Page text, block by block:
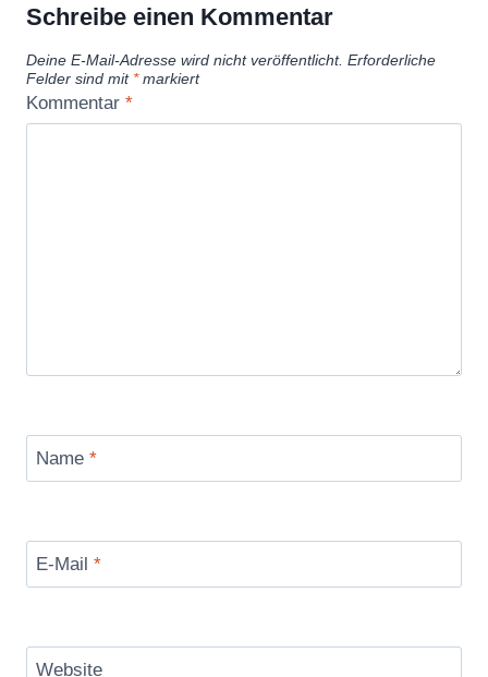
Schreibe einen Kommentar
Deine E-Mail-Adresse wird nicht veröffentlicht. Erforderliche
Felder sind mit *markiert
Kommentar *
Name *
E-Mail *
Website